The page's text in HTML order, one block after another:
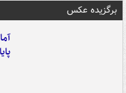
برگزیده عکس